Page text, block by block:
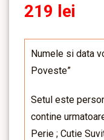
219 lei
Numele si data
Poveste”
Setul este
contine
Perie ; Cutie